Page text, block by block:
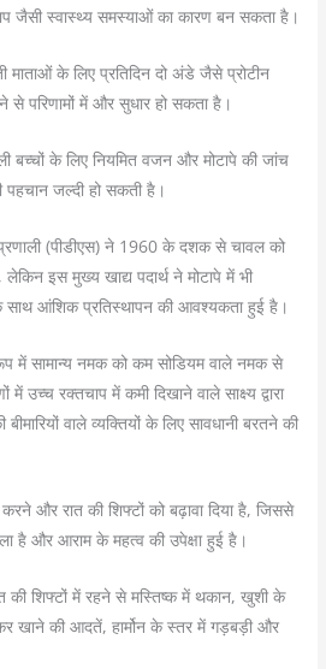
जैसी स्वास्थ्य समस्याओं का कारण बन सकता है।
माताओं के लिए प्रतिदिन दो अंडे जैसे प्रोटीन
से परिणामों में और सुधार हो सकता है।
बच्चों के लिए नियमित वजन और मोटापे की जांच
पहचान जल्दी हो सकती है।
(पीडीएस) ने 1960 के दशक से चावल को
इस मुख्य खाद्य पदार्थ ने मोटापे में भी
साथ आंशिक प्रतिस्थापन की आवश्यकता हुई है।
में सामान्य नमक को कम सोडियम वाले नमक से
में उच्च रक्तचाप में कमी दिखाने वाले साक्ष्य द्वारा
वाले व्यक्तियों के लिए सावधानी बरतने की
और रात की शिफ्टों को बढ़ावा दिया है, जिससे
है और आराम के महत्व की उपेक्षा हुई है।
शिफ्टों में रहने से मस्तिष्क में थकान, खुशी के
खाने की आदतें, हार्मोन के स्तर में गड़बड़ी और